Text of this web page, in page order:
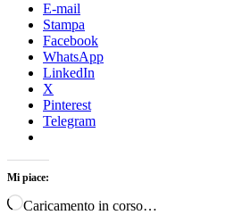
E-mail
Stampa
Facebook
WhatsApp
LinkedIn
X
Pinterest
Telegram
Mi piace:
Caricamento in corso…